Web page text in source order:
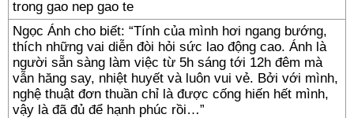
Ngọc Ánh cho biết: “Tính của mình hơi ngang bướng,
thích những vai diễn đòi hỏi sức lao động cao. Ánh là
người sẵn sàng làm việc từ 5h sáng tới 12h đêm mà
vẫn hăng say, nhiệt huyết và luôn vui vẻ. Bởi với mình,
nghệ thuật đơn thuần chỉ là được cống hiến hết mình,
vậy là đã đủ để hạnh phúc rồi…”